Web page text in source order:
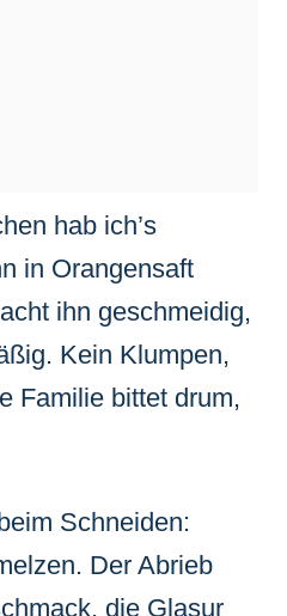
hab ich’s
in Orangensaft
ihn geschmeidig,
Kein Klumpen,
Familie bittet drum,
Schneiden:
Der Abrieb
die Glasur